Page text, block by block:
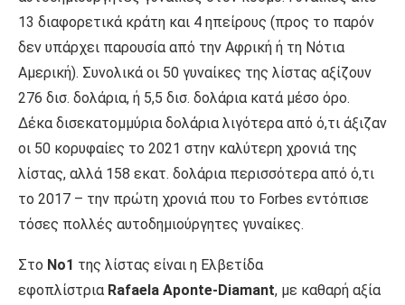
13 διαφορετικά κράτη και 4 ηπείρους (προς το παρόν
δεν υπάρχει παρουσία από την Αφρική ή τη Νότια
Αμερική). Συνολικά οι 50 γυναίκες της λίστας αξίζουν
276 δισ. δολάρια, ή 5,5 δισ. δολάρια κατά μέσο όρο.
Δέκα δισεκατομμύρια δολάρια λιγότερα από ό,τι άξιζαν
οι 50 κορυφαίες το 2021 στην καλύτερη χρονιά της
λίστας, αλλά 158 εκατ. δολάρια περισσότερα από ό,τι
το 2017 – την πρώτη χρονιά που το Forbes εντόπισε
τόσες πολλές αυτοδημιούργητες γυναίκες.
Στο Νο1 της λίστας είναι η Ελβετίδα
εφοπλίστρια Rafaela Aponte-Diamant, με καθαρή αξία